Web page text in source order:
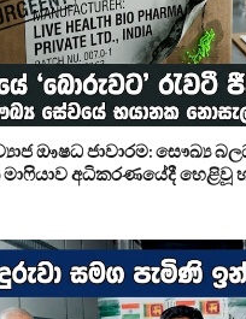
ඖෂධ ජාවාරම: සෞඛ්‍ය
අධිකරණයේදී හෙළිවූ